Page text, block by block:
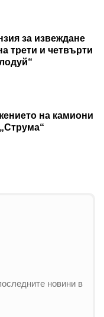
за извеждане
трети и четвърти
на камиони
новини в